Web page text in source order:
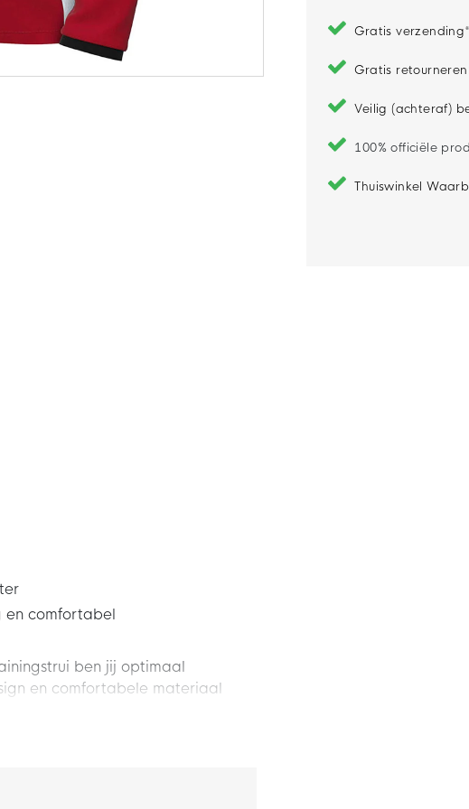
Gratis
Gratis
Veilig (achteraf)
100% officiële
Thuiswinkel
en comfortabel
ben jij optimaal
en comfortabele materiaal
jezelf klaar en haal de FC